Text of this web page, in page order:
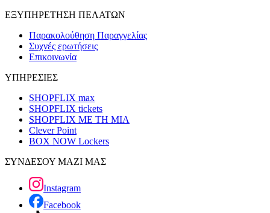
ΕΞΥΠΗΡΕΤΗΣΗ ΠΕΛΑΤΩΝ
Παρακολούθηση Παραγγελίας
Συχνές ερωτήσεις
Επικοινωνία
ΥΠΗΡΕΣΙΕΣ
SHOPFLIX max
SHOPFLIX tickets
SHOPFLIX ΜΕ ΤΗ ΜΙΑ
Clever Point
BOX NOW Lockers
ΣΥΝΔΕΣΟΥ ΜΑΖΙ ΜΑΣ
Instagram
Facebook